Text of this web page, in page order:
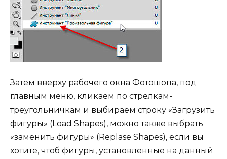
Затем вверху рабочего окна Фотошопа, под
главным меню, кликаем по стрелкам-
треугольничкам и выбираем строку «Загрузить
фигуры» (Load Shapes), можно также выбрать
«заменить фигуры» (Replase Shapes), если вы
хотите, чтоб фигуры, установленные на данный